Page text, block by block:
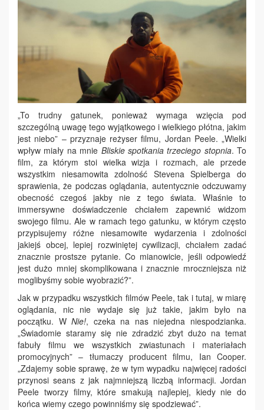
„To trudny gatunek, ponieważ wymaga wzięcia pod
szczególną uwagę tego wyjątkowego i wielkiego płótna, jakim
jest niebo” – przyznaje reżyser filmu, Jordan Peele. „Wielki
wpływ miały na mnie Bliskie spotkania trzeciego stopnia. To
film, za którym stoi wielka wizja i rozmach, ale przede
wszystkim niesamowita zdolność Stevena Spielberga do
sprawienia, że podczas oglądania, autentycznie odczuwamy
obecność czegoś jakby nie z tego świata. Właśnie to
immersywne doświadczenie chciałem zapewnić widzom
swojego filmu. Ale w ramach tego gatunku, w którym często
przypisujemy różne niesamowite wydarzenia i zdolności
jakiejś obcej, lepiej rozwiniętej cywilizacji, chciałem zadać
znacznie prostsze pytanie. Co mianowicie, jeśli odpowiedź
jest dużo mniej skomplikowana i znacznie mroczniejsza niż
moglibyśmy sobie wyobrazić?”.
Jak w przypadku wszystkich filmów Peele, tak i tutaj, w miarę
oglądania, nic nie wydaje się już takie, jakim było na
początku. WNie!, czeka na nas niejedna niespodzianka.
„Świadomie staramy się nie zdradzić zbyt dużo na temat
fabuły filmu we wszystkich zwiastunach i materiałach
promocyjnych” – tłumaczy producent filmu, Ian Cooper.
„Zdajemy sobie sprawę, że w tym wypadku najwięcej radości
przynosi seans z jak najmniejszą liczbą informacji. Jordan
Peele tworzy filmy, które smakują najlepiej, kiedy nie do
końca wiemy czego powinniśmy się spodziewać”.